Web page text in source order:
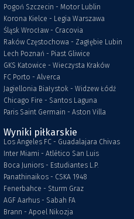
Pogoń Szczecin - Motor Lublin
Korona Kielce - Legia Warszawa
Śląsk Wrocław - Cracovia
Raków Częstochowa - Zagłębie Lubin
Lech Poznań - Piast Gliwice
GKS Katowice - Wieczysta Kraków
FC Porto - Alverca
Jagiellonia Białystok - Widzew Łódź
Chicago Fire - Santos Laguna
Paris Saint Germain - Aston Villa
Wyniki piłkarskie
Los Angeles FC - Guadalajara Chivas
Inter Miami - Atlético San Luis
Boca Juniors - Estudiantes L.P.
Panathinaikos - CSKA 1948
Fenerbahce - Sturm Graz
AGF Aarhus - Sabah FA
Brann - Apoel Nikozja